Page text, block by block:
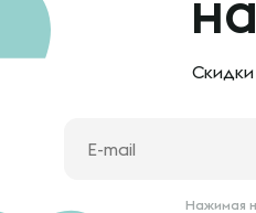
Скидки
Нажимая